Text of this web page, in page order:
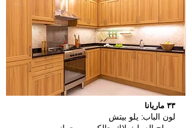
٣٣ ماريانا
لون الباب: يلو بيتش